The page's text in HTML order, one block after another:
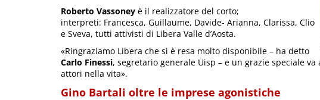
Roberto Vassoney è il realizzatore del corto;
interpreti: Francesca, Guillaume, Davide- Arianna, Clarissa, Clio
e Sveva, tutti attivisti di Libera Valle d’Aosta.
«Ringraziamo Libera che si è resa molto disponibile – ha detto
Carlo Finessi, segretario generale Uisp – e un grazie speciale
attori nella vita».
Gino Bartali oltre le imprese agonistiche